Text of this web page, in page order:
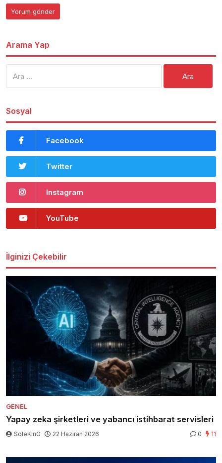
Arama Yap
Sosyal
Facebook
Twitter
Instagram
YouTube
İlginizi Çekebilir
GENEL
Yapay zeka şirketleri ve yabancı istihbarat servisleri
SoleKinG 22 Haziran 2026 0 11